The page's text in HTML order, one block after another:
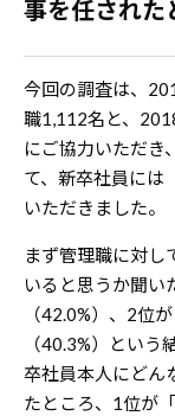
事を任された
今回の調査は、
職1,112名と、
にご協力いただき
て、新卒社員には
いただきました。
まず管理職に対し
いると思うか聞い
（42.0%）、2位
（40.3%）とい
卒社員本人にどん
たところ、1位が